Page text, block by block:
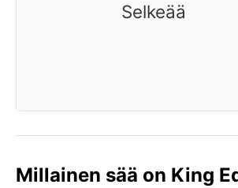
Selkeää
Millainen sää on King